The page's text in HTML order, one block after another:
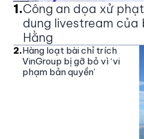
1.Công an dọa xử
dung livestream của
Hằng
2.Hàng loạt bài chỉ trích
VinGroup bị gỡ bỏ vì ‘vi
phạm bản quyền’